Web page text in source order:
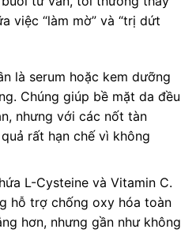
việc “làm mờ” và “trị dứt
là serum hoặc kem dưỡng
Chúng giúp bề mặt da đều
nhưng với các nốt tàn
rất hạn chế vì không
L-Cysteine và Vitamin C.
hỗ trợ chống oxy hóa toàn
hơn, nhưng gần như không